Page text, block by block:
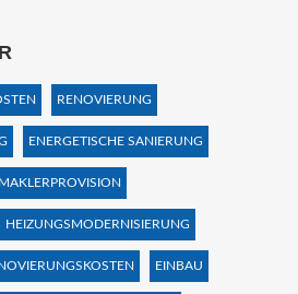
RENOVIERUNG
ENERGETISCHE SANIERUNG
MAKLERPROVISION
HEIZUNGSMODERNISIERUNG
EINBAU